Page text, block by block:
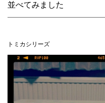
並べてみました
トミカシリーズ